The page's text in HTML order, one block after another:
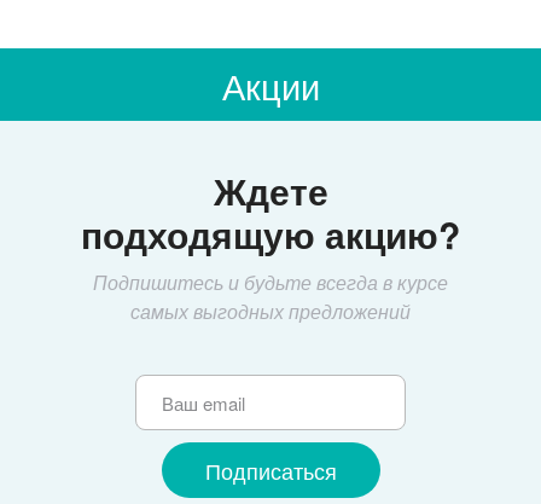
Акции
Ждете
подходящую акцию?
Подпишитесь и будьте всегда в курсе
самых выгодных предложений